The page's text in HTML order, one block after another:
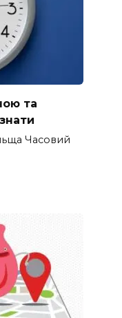
та
Часовий